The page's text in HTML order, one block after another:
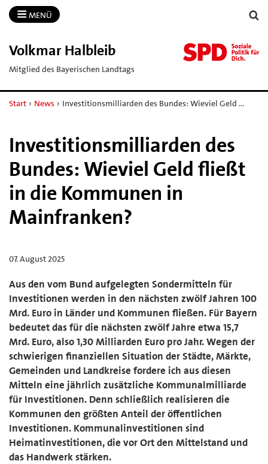
MENÜ
Volkmar Halbleib
Mitglied des Bayerischen Landtags
Start › News › Investitionsmilliarden des Bundes: Wieviel Geld …
Investitionsmilliarden des
Bundes: Wieviel Geld fließt
in die Kommunen in
Mainfranken?
07. August 2025
Aus den vom Bund aufgelegten Sondermitteln für
Investitionen werden in den nächsten zwölf Jahren 100
Mrd. Euro in Länder und Kommunen fließen. Für Bayern
bedeutet das für die nächsten zwölf Jahre etwa 15,7
Mrd. Euro, also 1,30 Milliarden Euro pro Jahr. Wegen der
schwierigen finanziellen Situation der Städte, Märkte,
Gemeinden und Landkreise fordere ich aus diesen
Mitteln eine jährlich zusätzliche Kommunalmilliarde
für Investitionen. Denn schließlich realisieren die
Kommunen den größten Anteil der öffentlichen
Investitionen. Kommunalinvestitionen sind
Heimatinvestitionen, die vor Ort den Mittelstand und
das Handwerk stärken.